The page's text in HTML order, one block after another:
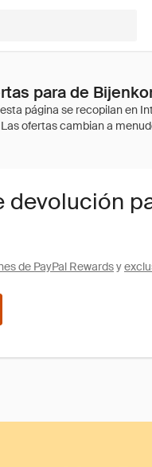
para de
devolución
de PayPal Rewardsy